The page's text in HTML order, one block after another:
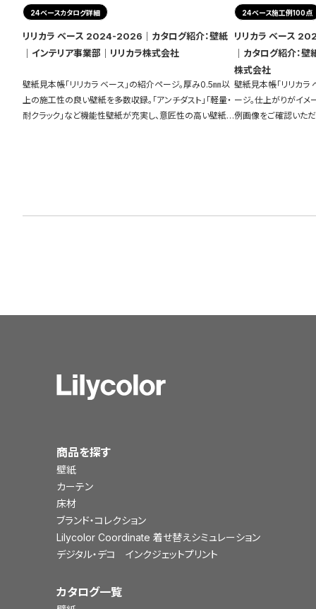
24ベースカタログ詳細
リリカラ ベース 2024-2026｜カタログ紹介：壁紙
｜インテリア事業部｜リリカラ株式会社
壁紙見本帳「リリカラ ベース」の紹介ページ。厚み0.5㎜以
上の施工性の良い壁紙を多数収録。「アンチダスト」「軽量・
耐クラック」など機能性壁紙が充実し、意匠性の高い壁紙も
24ベース施工例100点
リリカラ ベース
｜カタログ紹介：
株式会社
壁紙見本帳「リリカ
ージ。仕上がりがイ
例画像をご確認いただ
商品を探す
壁紙
カーテン
床材
ブランド・コレクション
Lilycolor Coordinate 着せ替えシミュレーション
デジタル・デコ インクジェットプリント
カタログ一覧